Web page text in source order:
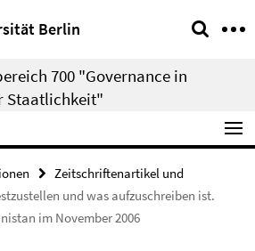
Berlin
700 "Governance in
Staatlichkeit"
Zeitschriftenartikel und
und was aufzuschreiben ist.
im November 2006